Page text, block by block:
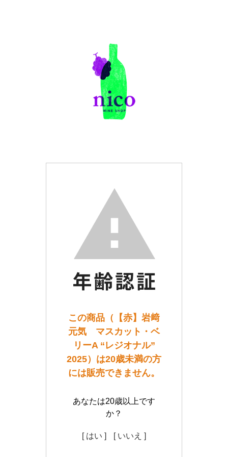
この商品（【赤】岩﨑
元気 マスカット・ベ
リーA “レジオナル”
2025）は20歳未満の方
には販売できません。
あなたは20歳以上です
か？
[ はい ] [ いいえ ]